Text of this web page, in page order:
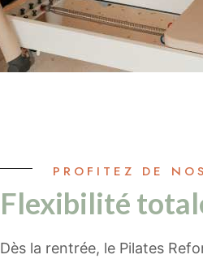
PROFITEZ DE
Flexibilité
Dès la rentrée, le Pilates